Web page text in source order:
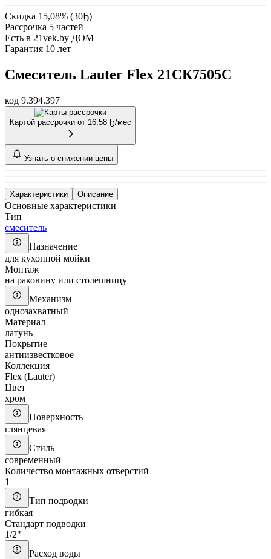
Скидка 15,08% (30Ҕ)
Рассрочка 5 частей
Есть в 21vek.by ДОМ
Гарантия 10 лет
Смеситель Lauter Flex 21СК7505C
код 9.394.397
Картой рассрочки от 16,58 Ҕ/мес
Узнать о снижении цены
Характеристики Описание
Основные характеристики
Тип
смеситель
Назначение
для кухонной мойки
Монтаж
на раковину или столешницу
Механизм
однозахватный
Материал
латунь
Покрытие
антиизвестковое
Коллекция
Flex (Lauter)
Цвет
хром
Поверхность
глянцевая
Стиль
современный
Количество монтажных отверстий
1
Тип подводки
гибкая
Стандарт подводки
1/2"
Расход воды